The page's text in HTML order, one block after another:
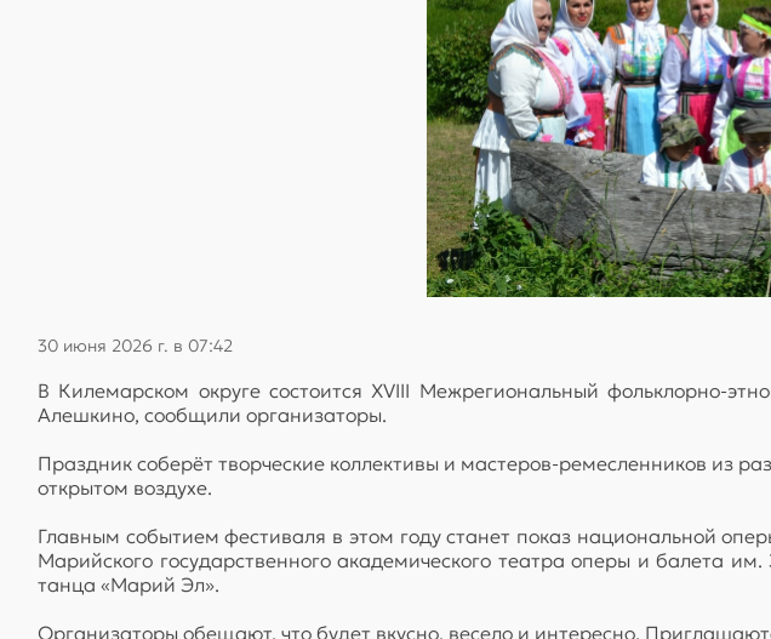
30 июня 2026 г. в 07:42
В Килемарском округе состоится XVIII Межрегиональный фольклорно-
Алешкино, сообщили организаторы.
Праздник соберёт творческие коллективы и мастеров-ремесленников из
открытом воздухе.
Главным событием фестиваля в этом году станет показ национальной
Марийского государственного академического театра оперы и балета
танца «Марий Эл».
Организаторы обещают, что будет вкусно, весело и интересно.